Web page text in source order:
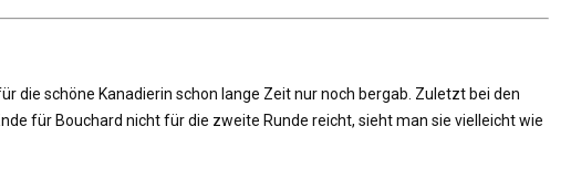
schöne Kanadierin schon lange Zeit nur noch bergab. Zuletzt bei den
für Bouchard nicht für die zweite Runde reicht, sieht man sie vielleicht wie